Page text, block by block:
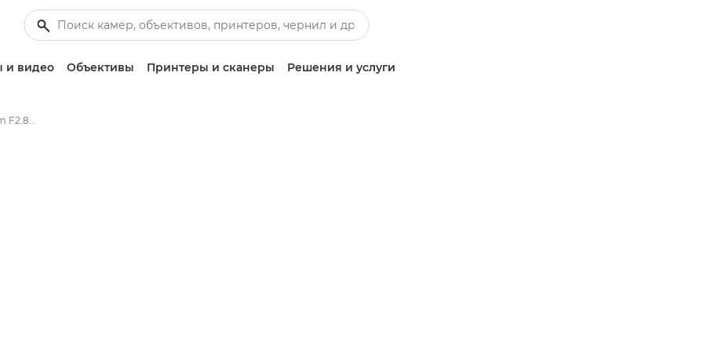
и видео Объективы Принтеры и сканеры Решения и услуги
Объективы RF 15-35mm F2.8L IS USM